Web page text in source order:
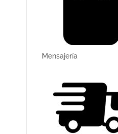
Mensajerí­a